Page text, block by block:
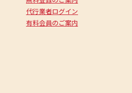
代行業者ログイン
有料会員のご案内